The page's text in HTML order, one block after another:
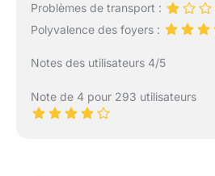
Problèmes de transport :
Polyvalence des foyers :
Notes des utilisateurs 4/5
Note de 4 pour 293 utilisateurs